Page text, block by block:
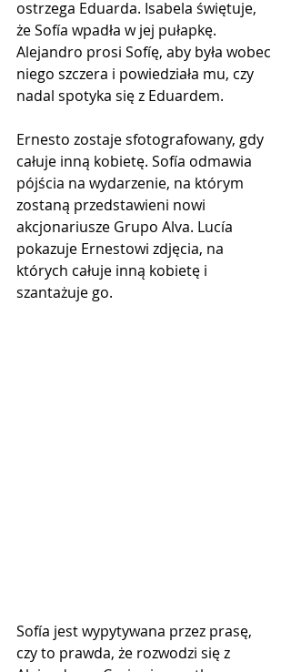
ostrzega Eduarda. Isabela świętuje,
że Sofía wpadła w jej pułapkę.
Alejandro prosi Sofíę, aby była wobec
niego szczera i powiedziała mu, czy
nadal spotyka się z Eduardem.
Ernesto zostaje sfotografowany, gdy
całuje inną kobietę. Sofía odmawia
pójścia na wydarzenie, na którym
zostaną przedstawieni nowi
akcjonariusze Grupo Alva. Lucía
pokazuje Ernestowi zdjęcia, na
których całuje inną kobietę i
szantażuje go.
Sofía jest wypytywana przez prasę,
czy to prawda, że ​​rozwodzi się z